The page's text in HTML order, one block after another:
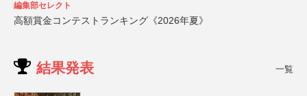
編集部セレクト
高額賞金コンテストランキング《2026年夏》
結果発表 一覧